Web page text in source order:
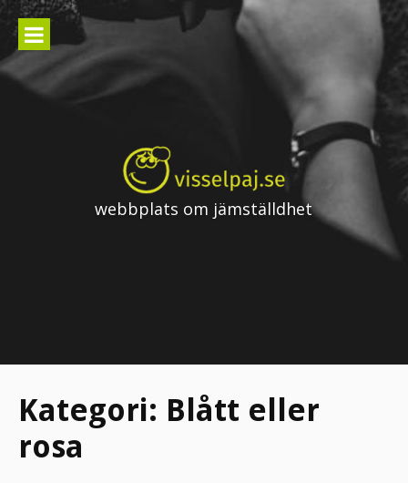
Skip
content
webbplats om jämställdhet
Kategori: Blått eller
rosa